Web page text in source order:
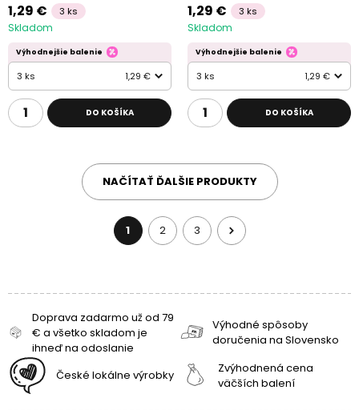
1,29 € 3 ks
Skladom
Výhodnejšie balenie
3 ks 1,29 €
DO KOŠÍKA
1,29 € 3 ks
Skladom
Výhodnejšie balenie
3 ks 1,29 €
DO KOŠÍKA
NAČÍTAŤ ĎALŠIE PRODUKTY
1 2 3
Doprava zadarmo už od 79
€ a všetko skladom je
ihneď na odoslanie
Výhodné spôsoby
doručenia na Slovensko
České lokálne výrobky
Zvýhodnená cena
väčších balení